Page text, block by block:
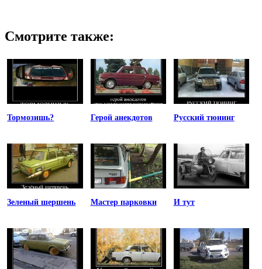
Смотрите также:
Тормозишь? Герой анекдотов Русский тюнинг
Зеленый шершень Мастер парковки И тут